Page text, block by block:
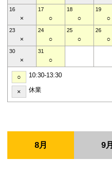
16
×
17
○
18
○
19
○
23
×
24
○
25
○
26
○
30
×
31
○
○ 10:30-13:30
× 休業
8月 9月